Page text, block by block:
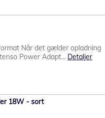
Når det gælder opladning
Power Adapt... Detaljer
18W - sort